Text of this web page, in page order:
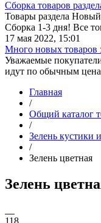
Сборка товаров
Товары раздела Новый
Сборка 1-3 дня! Все
17 мая 2022, 15:01
Много новых товаров
Уважаемые
идут по обычным
Главная
/
Общий каталог
/
Зелень кустики
/
Зелень цветная
Зелень
118